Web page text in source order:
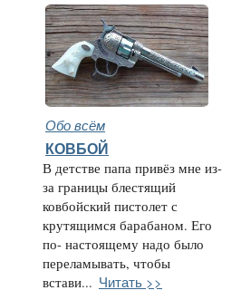
Обо всём
КОВБОЙ
В детстве папа привёз мне из-
за границы блестящий
ковбойский пистолет с
крутящимся барабаном. Его
по- настоящему надо было
переламывать, чтобы
встави... Читать >>